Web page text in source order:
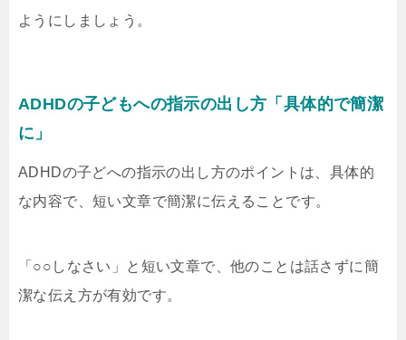
ようにしましょう。
ADHDの子どもへの指示の出し方「具体的で簡潔
に」
ADHDの子どへの指示の出し方のポイントは、具体的
な内容で、短い文章で簡潔に伝えることです。
「○○しなさい」と短い文章で、他のことは話さずに簡
潔な伝え方が有効です。